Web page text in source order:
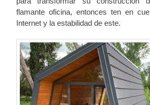
flamante oficina, entonces ten en
Internet y la estabilidad de este.